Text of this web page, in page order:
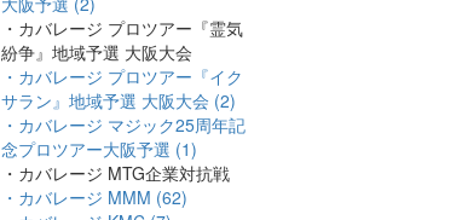
・カバレージ プロツアー『霊気
紛争』地域予選 大阪大会
・カバレージ プロツアー『イク
サラン』地域予選 大阪大会 (2)
・カバレージ マジック25周年記
念プロツアー大阪予選 (1)
・カバレージ MTG企業対抗戦
・カバレージ MMM (62)